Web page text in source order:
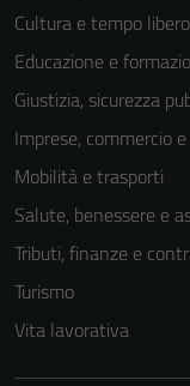
Cultura e tempo libero
Educazione e
Giustizia, sicurezza
Imprese, commercio
Mobilità e trasporti
Salute, benessere e
Tributi, finanze e
Turismo
Vita lavorativa